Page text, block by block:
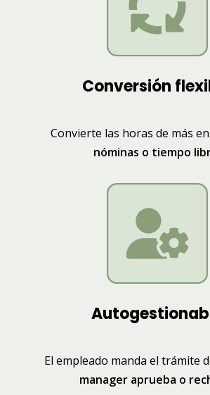
Conversión
Convierte las horas de más en
nóminas o tiempo
El empleado manda el trámite
manager aprueba o